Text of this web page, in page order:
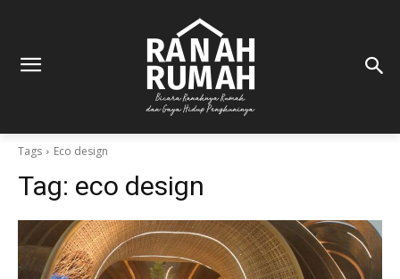
Tags Eco design
Tag: eco design